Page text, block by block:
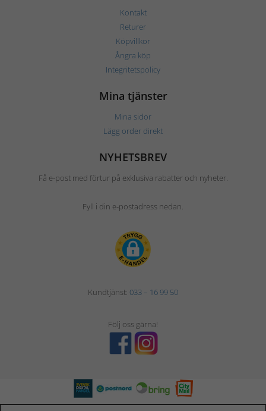
Kontakt
Returer
Köpvillkor
Ångra köp
Integritetspolicy
Mina tjänster
Mina sidor
Lägg order direkt
NYHETSBREV
Få e-post med förtur på exklusiva rabatter och nyheter.
Fyll i din e-postadress nedan.
Kundtjänst: 033 – 16 99 50
Följ oss gärna!